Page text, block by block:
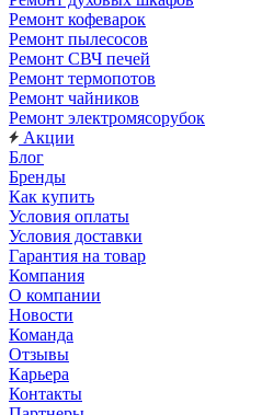
Ремонт кофеварок
Ремонт пылесосов
Ремонт СВЧ печей
Ремонт термопотов
Ремонт чайников
Ремонт электромясорубок
Акции
Блог
Бренды
Как купить
Условия оплаты
Условия доставки
Гарантия на товар
Компания
О компании
Новости
Команда
Отзывы
Карьера
Контакты